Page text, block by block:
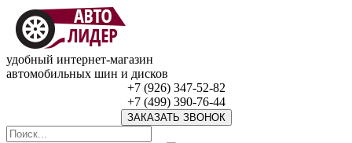
удобный интернет-магазин
автомобильных шин и дисков
+7 (926) 347-52-82
+7 (499) 390-76-44
ЗАКАЗАТЬ ЗВОНОК